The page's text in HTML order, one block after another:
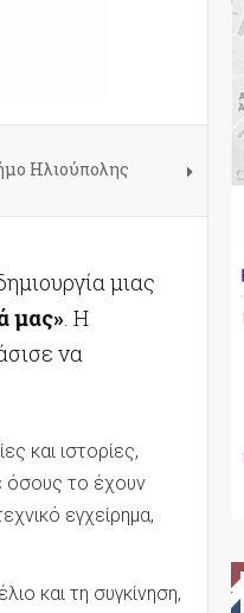
Ηλιούπολης
μιας
μας». Η
να
και ιστορίες,
όσους το έχουν
εγχείρημα,
και τη συγκίνηση,